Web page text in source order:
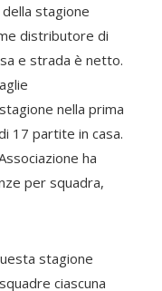
stagione
distributore di
e strada è netto.
nella prima
17 partite in casa.
ha
per squadra,
stagione
ciascuna